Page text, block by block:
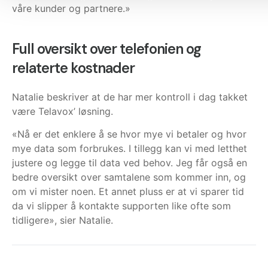
våre kunder og partnere.»
Full oversikt over telefonien og
relaterte kostnader
Natalie beskriver at de har mer kontroll i dag takket
være Telavox’ løsning.
«Nå er det enklere å se hvor mye vi betaler og hvor
mye data som forbrukes. I tillegg kan vi med letthet
justere og legge til data ved behov. Jeg får også en
bedre oversikt over samtalene som kommer inn, og
om vi mister noen. Et annet pluss er at vi sparer tid
da vi slipper å kontakte supporten like ofte som
tidligere», sier Natalie.